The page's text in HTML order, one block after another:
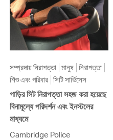
সম্প্রদায় নিরাপত্তা মানুষ নিরাপত্তা
শিশু এবং পরিবার সিটি সার্ভিসেস
গাড়ির সিট নিরাপত্তা সহজ করা হয়েছে
বিনামূল্যে পরিদর্শন এবং ইনস্টলের
মাধ্যমে
Cambridge Police